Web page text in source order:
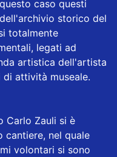
caso questi
storico del
totalmente
legati ad
artistica dell'artista
attività museale.
Carlo Zauli si è
nel quale
volontari si sono